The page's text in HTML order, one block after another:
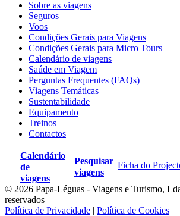
Sobre as viagens
Seguros
Voos
Condições Gerais para Viagens
Condições Gerais para Micro Tours
Calendário de viagens
Saúde em Viagem
Perguntas Frequentes (FAQs)
Viagens Temáticas
Sustentabilidade
Equipamento
Treinos
Contactos
Calendário
de
viagens
Pesquisar
viagens
Ficha do
© 2026 Papa-Léguas - Viagens e Turismo,
reservados
Política de Privacidade | Política de Cookies